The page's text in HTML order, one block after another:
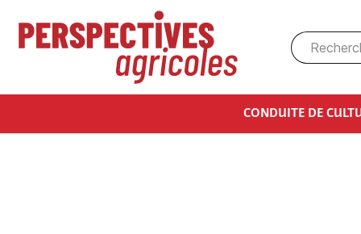
Aller au contenu principal
CONDUITE DE